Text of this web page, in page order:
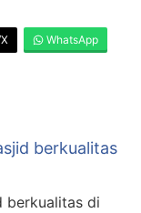
WhatsApp
berkualitas
berkualitas di